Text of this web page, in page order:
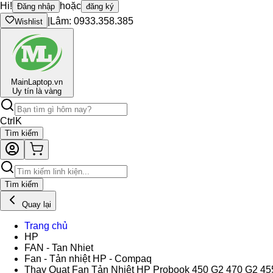
Hi! Đăng nhập hoặc đăng ký
Wishlist
Lâm: 0933.358.385
MainLaptop.vn
Uy tín là vàng
Ctrl K
Tìm kiếm
Tìm kiếm
Quay lại
Trang chủ
HP
FAN - Tan Nhiet
Fan - Tản nhiệt HP - Compaq
Thay Quạt Fan Tản Nhiệt HP Probook 450 G2 470 G2